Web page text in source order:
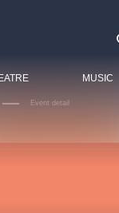
MUSIC
Event detail